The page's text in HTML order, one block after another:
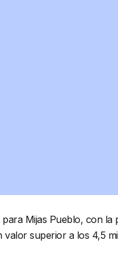
Mijas Pueblo, con la
valor superior a los 4,5